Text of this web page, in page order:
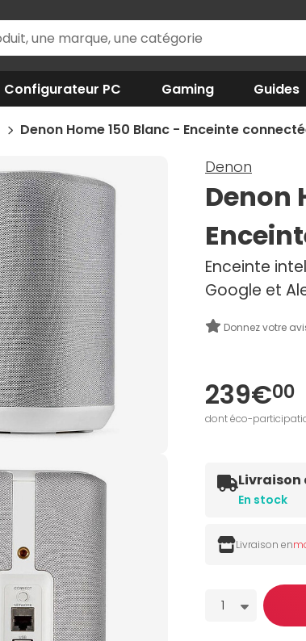
Configurateur PC Gaming Guides
Denon Home 150 Blanc - Enceinte
Denon
Denon
Enceinte
Google et
Donnez votre
239€00
dont éco-
Livraison
En stock
Livraison en
Quantité
1